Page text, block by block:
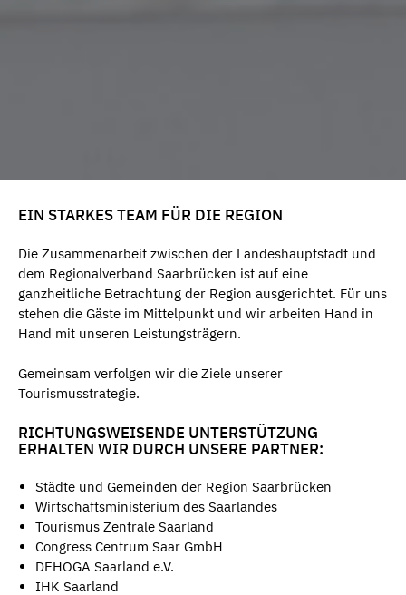
EIN STARKES TEAM FÜR DIE REGION
Die Zusammenarbeit zwischen der Landeshauptstadt und
dem Regionalverband Saarbrücken ist auf eine
ganzheitliche Betrachtung der Region ausgerichtet. Für uns
stehen die Gäste im Mittelpunkt und wir arbeiten Hand in
Hand mit unseren Leistungsträgern.
Gemeinsam verfolgen wir die Ziele unserer
Tourismusstrategie.
RICHTUNGSWEISENDE UNTERSTÜTZUNG
ERHALTEN WIR DURCH UNSERE PARTNER:
Städte und Gemeinden der Region Saarbrücken
Wirtschaftsministerium des Saarlandes
Tourismus Zentrale Saarland
Congress Centrum Saar GmbH
DEHOGA Saarland e.V.
IHK Saarland